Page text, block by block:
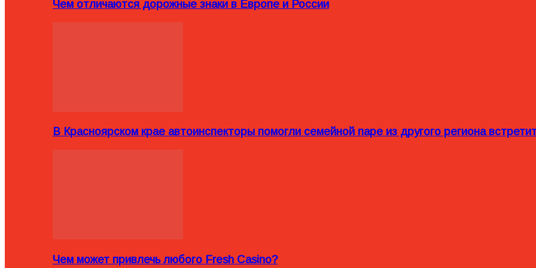
Чем отличаются дорожные знаки в Европе и России
В Красноярском крае автоинспекторы помогли семейной паре из другого региона
Чем может привлечь любого Fresh Casino?